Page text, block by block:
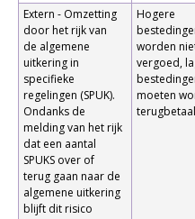
Extern - Omzetting
door het rijk van
de algemene
uitkering in
specifieke
regelingen (SPUK).
Ondanks de
melding van het rijk
dat een aantal
SPUKS over of
terug gaan naar de
algemene uitkering
blijft dit risico
Hogere
worden
vergoed,
moeten